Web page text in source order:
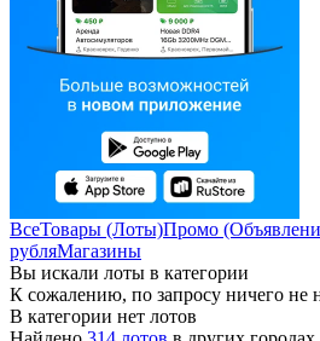
ВсеТовары (Лоты)Промо
рубляМагазины
Вы искали лоты в категории
К сожалению, по запросу ничего не
В категории нет лотов